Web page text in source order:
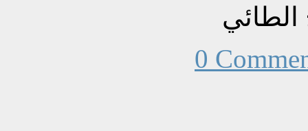
0